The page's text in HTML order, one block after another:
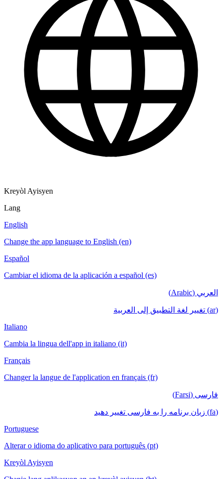
Kreyòl Ayisyen
Lang
English
Change the app language to English (en)
Español
Cambiar el idioma de la aplicación a español (es)
العربي (Arabic)
(ar) تغيير لغة التطبيق إلى العربية
Italiano
Cambia la lingua dell'app in italiano (it)
Français
Changer la langue de l'application en français (fr)
فارسی (Farsi)
(fa) زبان برنامه را به فارسی تغییر دهید
Portuguese
Alterar o idioma do aplicativo para português (pt)
Kreyòl Ayisyen